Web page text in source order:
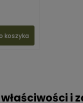
koszyka
i